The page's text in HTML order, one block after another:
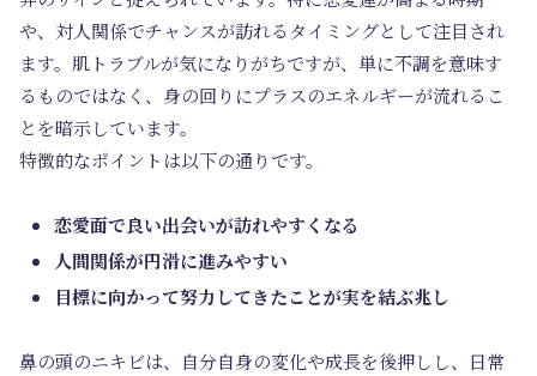
や、対人関係でチャンスが訪れるタイミングとして注目され
ます。肌トラブルが気になりがちですが、単に不調を意味す
るものではなく、身の回りにプラスのエネルギーが流れるこ
とを暗示しています。
特徴的なポイントは以下の通りです。
恋愛面で良い出会いが訪れやすくなる
人間関係が円滑に進みやすい
目標に向かって努力してきたことが実を結ぶ兆し
鼻の頭のニキビは、自分自身の変化や成長を後押しし、日常